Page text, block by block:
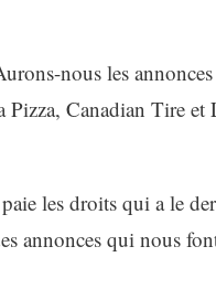
nous les
Pizza, Canadian Tire
les droits qui a le
annonces qui nous